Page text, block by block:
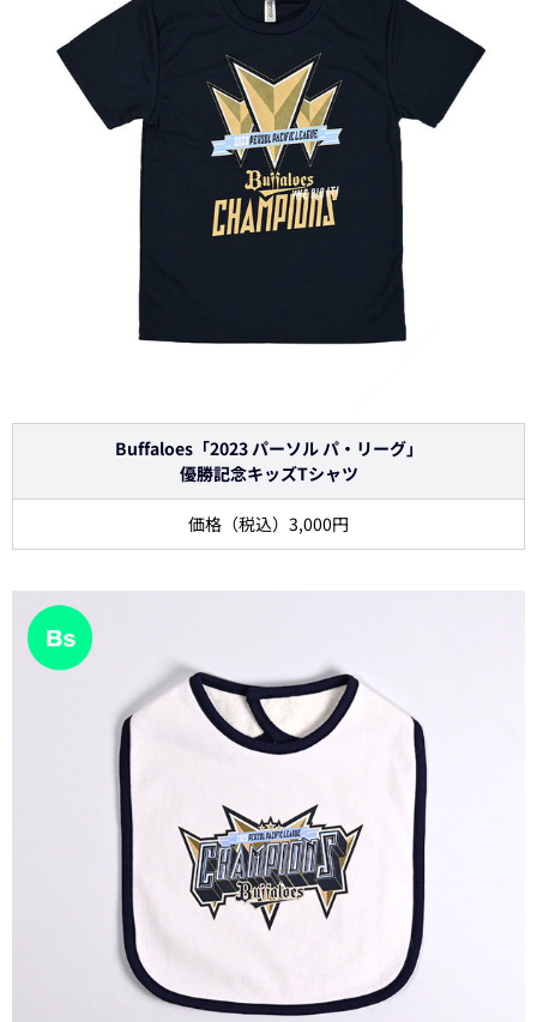
Buffaloes「2023 パーソル パ・リーグ」
優勝記念キッズTシャツ
価格（税込）3,000円